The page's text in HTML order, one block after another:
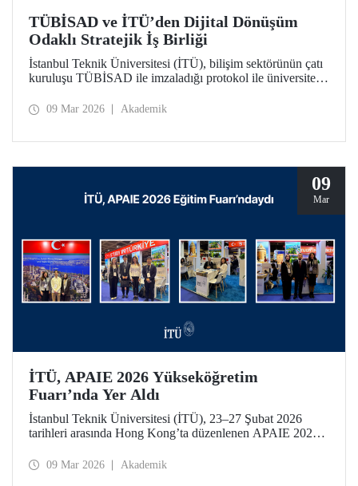
TÜBİSAD ve İTÜ’den Dijital Dönüşüm
Odaklı Stratejik İş Birliği
İstanbul Teknik Üniversitesi (İTÜ), bilişim sektörünün çatı
kuruluşu TÜBİSAD ile imzaladığı protokol ile üniversite-
09 Mar 2026 Akademik
09
Mar
İTÜ, APAIE 2026 Yükseköğretim
Fuarı’nda Yer Aldı
İstanbul Teknik Üniversitesi (İTÜ), 23–27 Şubat 2026
tarihleri arasında Hong Kong’ta düzenlenen APAIE 2026
yükseköğretim paydaşlarıyla bir araya geldi.
09 Mar 2026 Akademik